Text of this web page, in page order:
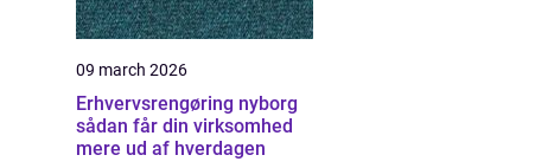
09 march 2026
Erhvervsrengøring nyborg
sådan får din virksomhed
mere ud af hverdagen